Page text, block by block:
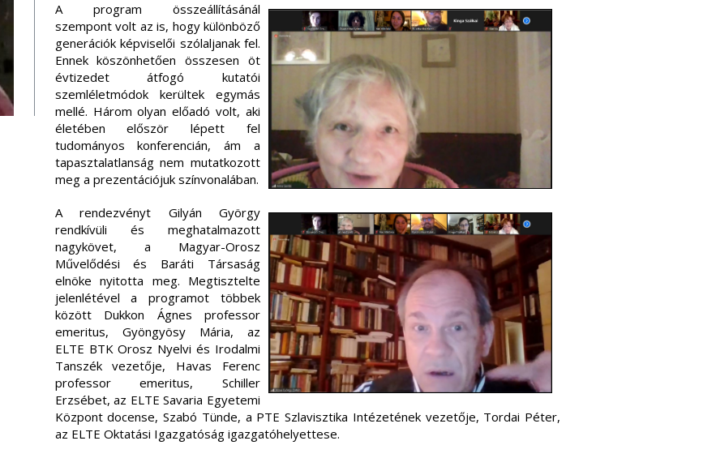
A program összeállításánál
szempont volt az is, hogy különböző
generációk képviselői szólaljanak fel.
Ennek köszönhetően összesen öt
évtizedet átfogó kutatói
szemléletmódok kerültek egymás
mellé. Három olyan előadó volt, aki
életében először lépett fel
tudományos konferencián, ám a
tapasztalatlanság nem mutatkozott
meg a prezentációjuk színvonalában.
A rendezvényt Gilyán György
rendkívüli és meghatalmazott
nagykövet, a Magyar-Orosz
Művelődési és Baráti Társaság
elnöke nyitotta meg. Megtisztelte
jelenlétével a programot többek
között Dukkon Ágnes professor
emeritus, Gyöngyösy Mária, az
ELTE BTK Orosz Nyelvi és Irodalmi
Tanszék vezetője, Havas Ferenc
professor emeritus, Schiller
Erzsébet, az ELTE Savaria Egyetemi
Központ docense, Szabó Tünde, a PTE Szlavisztika Intézetének vezetője, Tordai Péter,
az ELTE Oktatási Igazgatóság igazgatóhelyettese.